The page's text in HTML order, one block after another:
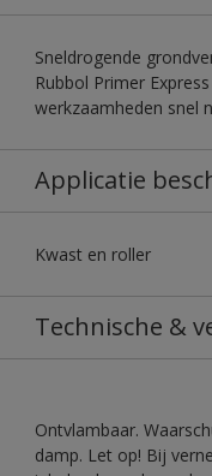
Sneldrogende
Rubbol Primer
werkzaamheden snel
Applicatie
Kwast en roller
Technische &
Ontvlambaar.
damp. Let op! Bij